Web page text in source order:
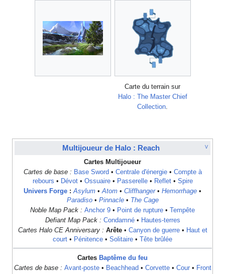
Carte du terrain sur
Halo : The Master Chief
Collection.
V
Multijoueur de Halo : Reach
Cartes Multijoueur
Cartes de base : Base Sword • Centrale d'énergie• Compte à
rebours • Dévot• Ossuaire• Passerelle• Reflet• Spire
Univers Forge : Asylum •Atom • Cliffhanger• Hemorrhage •
Paradiso• Pinnacle• The Cage
Noble Map Pack : Anchor 9 • Point de rupture • Tempête
Defiant Map Pack : Condamné• Hautes-terres
Cartes Halo CE Anniversary : Arête• Canyon de guerre• Haut et
court • Pénitence • Solitaire • Tête brûlée
Cartes Baptême du feu
Cartes de base : Avant-poste• Beachhead • Corvette• Cour• Front